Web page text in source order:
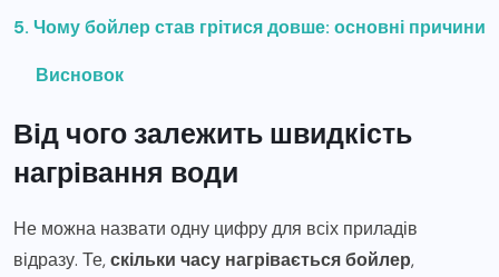
5. Чому бойлер став грітися довше: основні причини
Висновок
Від чого залежить швидкість
нагрівання води
Не можна назвати одну цифру для всіх приладів
відразу. Те,скільки часу нагрівається бойлер,